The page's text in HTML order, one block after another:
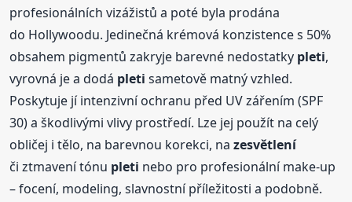
profesionálních vizážistů a poté byla prodána
do Hollywoodu. Jedinečná krémová konzistence s 50%
obsahem pigmentů zakryje barevné nedostatky pleti,
vyrovná je a dodá pleti sametově matný vzhled.
Poskytuje jí intenzivní ochranu před UV zářením (SPF
30) a škodlivými vlivy prostředí. Lze jej použít na celý
obličej i tělo, na barevnou korekci, nazesvětlení
či ztmavení tónu pleti nebo pro profesionální make-up
– focení, modeling, slavnostní příležitosti a podobně.